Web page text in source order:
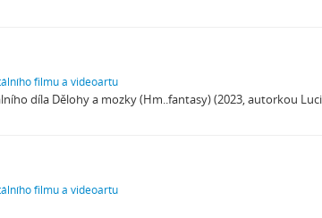
filmu a videoartu
díla Dělohy a mozky (Hm..fantasy) (2023, autorkou
filmu a videoartu